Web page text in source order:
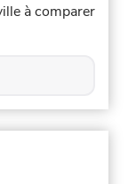
à comparer